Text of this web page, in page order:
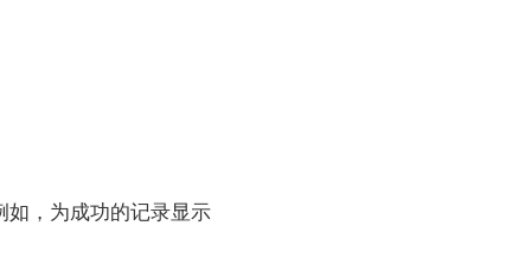
如，为成功的记录显示